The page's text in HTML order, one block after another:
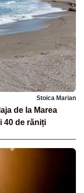
Stoica Marian
de la Marea
40 de răniți